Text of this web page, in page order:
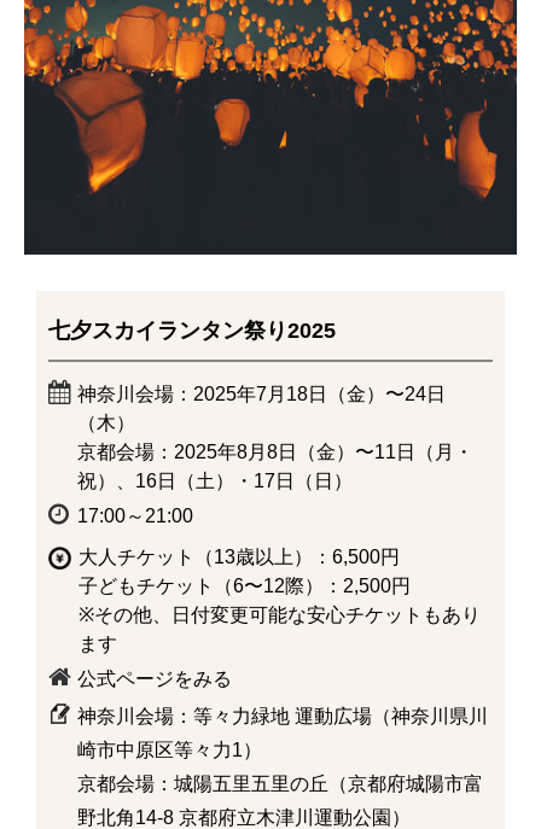
七夕スカイランタン祭り2025
神奈川会場：2025年7月18日（金）〜24日
（木）
京都会場：2025年8月8日（金）〜11日（月・
祝）、16日（土）・17日（日）
17:00～21:00
大人チケット（13歳以上）：6,500円
子どもチケット（6〜12際）：2,500円
※その他、日付変更可能な安心チケットもあり
ます
公式ページをみる
神奈川会場：等々力緑地 運動広場（神奈川県川
崎市中原区等々力1）
京都会場：城陽五里五里の丘（京都府城陽市富
野北角14-8 京都府立木津川運動公園）